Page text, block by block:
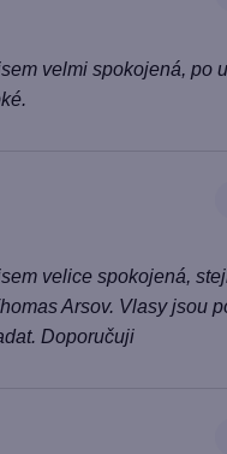
je 5 z 5 hvězdiček.
velmi spokojená, po
je 5 z 5 hvězdiček.
velice spokojená,
Arsov. Vlasy jsou
Doporučuji